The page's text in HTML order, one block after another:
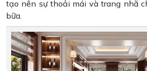
tạo nên sự thoải mái và trang nhã
bữa.